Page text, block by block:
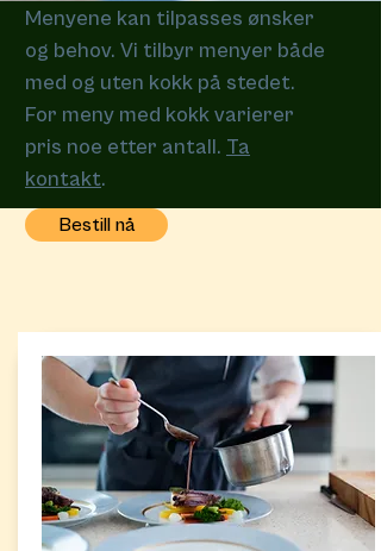
Menyene kan tilpasses ønsker
og behov. Vi tilbyr menyer både
med og uten kokk på stedet.
For meny med kokk varierer
pris noe etter antall. Ta
kontakt.
Bestill nå